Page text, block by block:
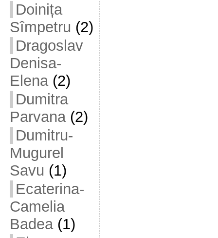
Doinița
Sîmpetru (2)
Dragoslav
Denisa-
Elena(2)
Dumitra
Parvana(2)
Dumitru-
Mugurel
Savu (1)
Ecaterina-
Camelia
Badea(1)